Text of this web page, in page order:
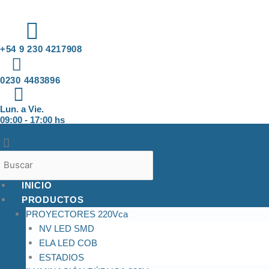
contenido
+54 9 230 4217908
0230 4483896
Lun. a Vie.
09:00 - 17:00 hs
INICIO
PRODUCTOS
PROYECTORES 220Vca
NV LED SMD
ELA LED COB
ESTADIOS